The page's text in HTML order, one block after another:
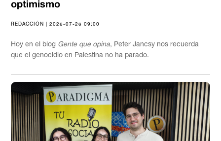
optimismo
REDACCIÓN | 2026-07-26 09:00
Hoy en el blog Gente que opina, Peter Jancsy nos recuerda
que el genocidio en Palestina no ha parado.